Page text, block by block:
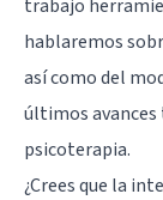
trabajo
hablaremos
así como del
últimos avances
psicoterapia.
¿Crees que la